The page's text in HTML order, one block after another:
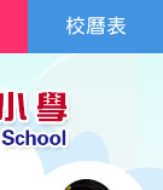
校曆表